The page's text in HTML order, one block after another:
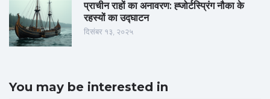
प्राचीन राहों का अनावरण: ह्जोर्टस्प्रिंग नौका के
रहस्यों का उद्घाटन
दिसंबर १३, २०२५
You may be interested in